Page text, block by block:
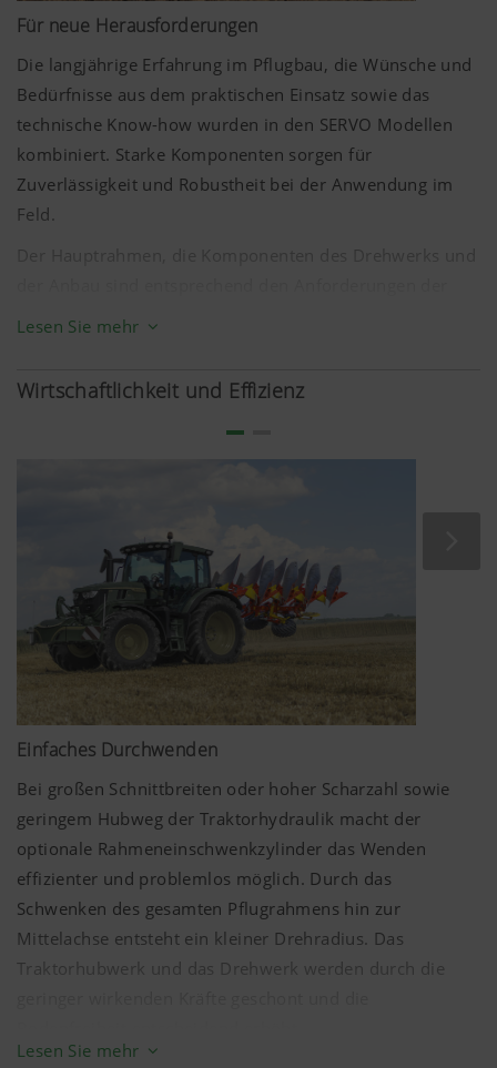
Für neue Herausforderungen
Die langjährige Erfahrung im Pflugbau, die Wünsche und
Bedürfnisse aus dem praktischen Einsatz sowie das
technische Know-how wurden in den SERVO Modellen
kombiniert. Starke Komponenten sorgen für
Zuverlässigkeit und Robustheit bei der Anwendung im
Feld.
Praxis konzipiert und bilden die Basis für einen
mit hydraulischer Steinsicherung NOVA und garantieren
einen sicheren und pausenlosen Einsatz ohne Schäden
Lesen Sie mehr
Wirtschaftlichkeit und Effizienz
Einfaches Durchwenden
Bei großen Schnittbreiten oder hoher Scharzahl sowie
geringem Hubweg der Traktorhydraulik macht der
optionale Rahmeneinschwenkzylinder das Wenden
effizienter und problemlos möglich. Durch das
Schwenken des gesamten Pflugrahmens hin zur
Mittelachse entsteht ein kleiner Drehradius. Das
Traktorhubwerk und das Drehwerk werden durch die
Lesen Sie mehr